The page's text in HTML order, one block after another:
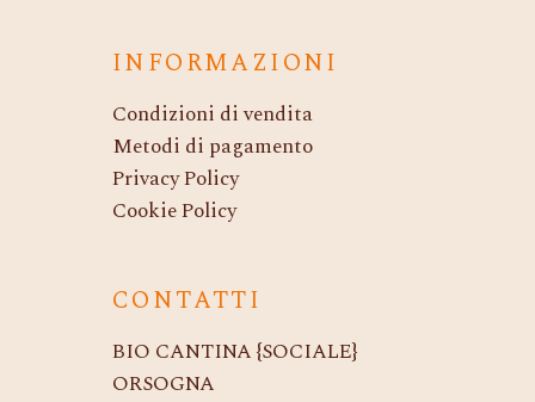
INFORMAZIONI
Condizioni di vendita
Metodi di pagamento
Privacy Policy
Cookie Policy
CONTATTI
BIO CANTINA {SOCIALE}
ORSOGNA